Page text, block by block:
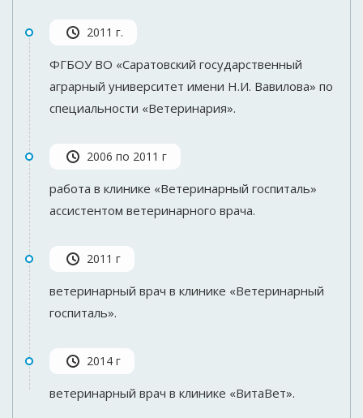
2011 г.
ФГБОУ ВО «Саратовский государственный
аграрный университет имени Н.И. Вавилова» по
специальности «Ветеринария».
2006 по 2011 г
работа в клинике «Ветеринарный госпиталь»
ассистентом ветеринарного врача.
2011 г
ветеринарный врач в клинике «Ветеринарный
госпиталь».
2014 г
ветеринарный врач в клинике «ВитаВет».